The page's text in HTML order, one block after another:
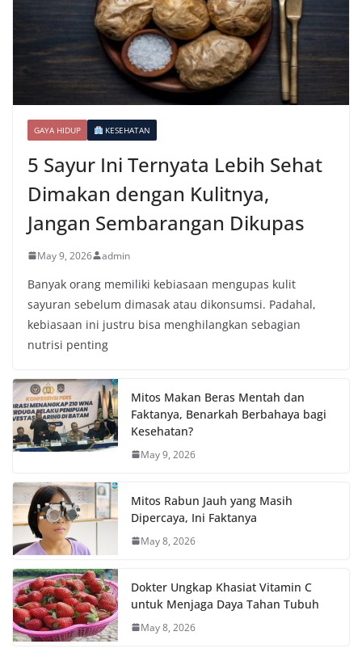
GAYA HIDUP KESEHATAN
5 Sayur Ini Ternyata Lebih Sehat
Dimakan dengan Kulitnya,
Jangan Sembarangan Dikupas
May 9, 2026 admin
Banyak orang memiliki kebiasaan mengupas kulit
sayuran sebelum dimasak atau dikonsumsi. Padahal,
kebiasaan ini justru bisa menghilangkan sebagian
nutrisi penting
Mitos Makan Beras Mentah dan
Faktanya, Benarkah Berbahaya bagi
Kesehatan?
May 9, 2026
Mitos Rabun Jauh yang Masih
Dipercaya, Ini Faktanya
May 8, 2026
Dokter Ungkap Khasiat Vitamin C
untuk Menjaga Daya Tahan Tubuh
May 8, 2026